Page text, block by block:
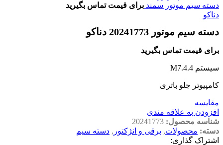
دسته سیم موتور سمند برای قیمت تماس بگیرید
دناکو
دسته سیم موتور 20241773 دناکو
برای قیمت تماس بگیرید
سیستم M7.4.4
کامپیوتر جلو باتری
مقايسه
افزودن به علاقه مندی
شناسه محصول: 20241773
دسته: محصولات, برقی و انژکتور , دسته سیم
اشتراک گذاری: